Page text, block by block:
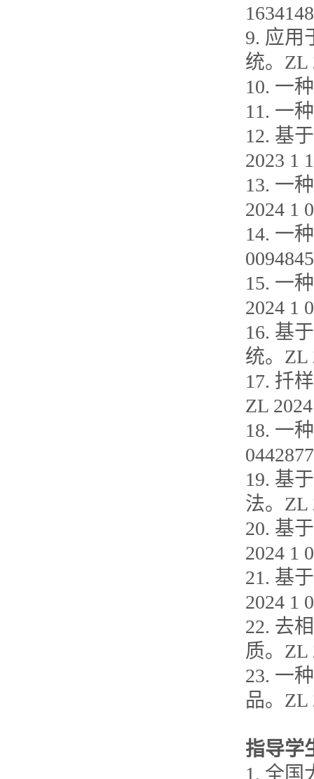
9. 应用
统。ZL
10. 一
11. 一
12. 基
2023 1
13. 一
2024 1
14. 一
15. 一
2024 1
16. 基
统。ZL
17. 扦
ZL
18. 一
19. 基
法。ZL
20. 基
2024 1
21. 基
2024 1
22. 去
质。ZL
23. 一
品。ZL
指导学
1. 全国